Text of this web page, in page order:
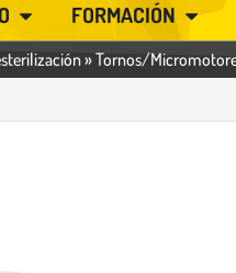
FORMACIÓN
»Tornos/